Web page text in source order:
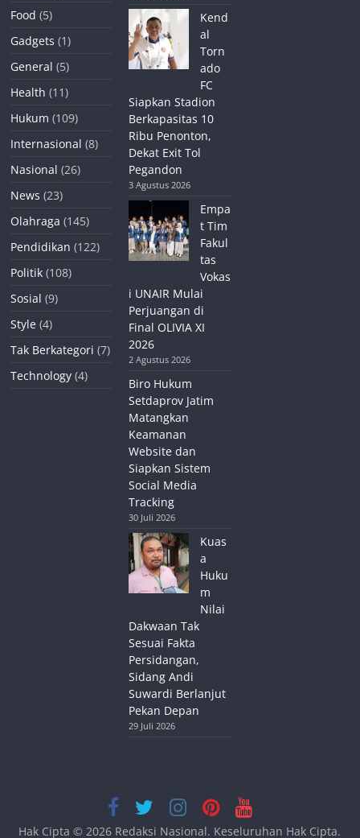
Food (5)
Gadgets (1)
General (5)
Health (11)
Hukum (109)
Internasional (8)
Nasional (26)
News (23)
Olahraga (145)
Pendidikan (122)
Politik (108)
Sosial (9)
Style (4)
Tak Berkategori (7)
Technology (4)
Kend
al
Torn
ado
FC
Siapkan Stadion
Berkapasitas 10
Ribu Penonton,
Dekat Exit Tol
Pegandon
3 Agustus 2026
Empa
t Tim
Fakul
tas
Vokas
i UNAIR Mulai
Perjuangan di
Final OLIVIA XI
2026
2 Agustus 2026
Biro Hukum
Setdaprov Jatim
Matangkan
Keamanan
Website dan
Siapkan Sistem
Social Media
Tracking
30 Juli 2026
Kuas
a
Huku
m
Nilai
Dakwaan Tak
Sesuai Fakta
Persidangan,
Sidang Andi
Suwardi Berlanjut
Pekan Depan
29 Juli 2026
Hak Cipta © 2026 Redaksi Nasional. Keseluruhan Hak Cipta.